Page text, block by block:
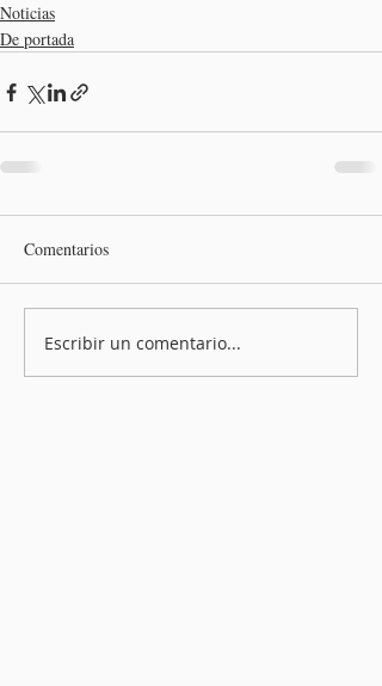
Noticias
De portada
Comentarios
Escribir un comentario...